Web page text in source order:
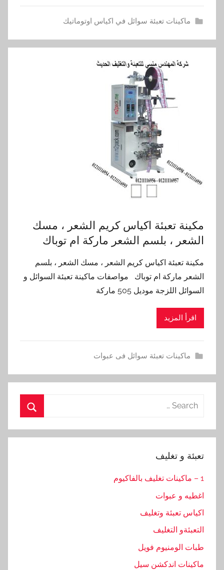
ماكينات تعبئة سوائل في اكياس اوتوماتيك
مكينة تعبئة اكياس كريم الشعر ، مسك
الشعر ، بلسم الشعر ماركة ام توباك
مكينة تعبئة اكياس كريم الشعر ، مسك الشعر ، بلسم
الشعر ماركة ام توباك مواصفات ماكينة تعبئة السوائل و
السوائل اللزجة موديل 505 ماركة
اقرأ المزيد
ماكينات تعبئة سوائل فى عبوات
Search
تعبئة و تغليف
1 – ماكينات تغليف بالفاكيوم
اغطيه و عبوات
اكياس تعبئة وتغليف
التعبئةو التغليف
طبات الومنيوم فويل
ماكينات اندكشن سيل